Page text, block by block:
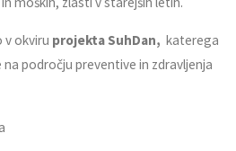
v okviru projekta SuhDan,katerega
področju preventive in zdravljenja